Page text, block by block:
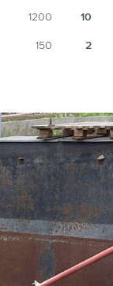
1200 10
150 2